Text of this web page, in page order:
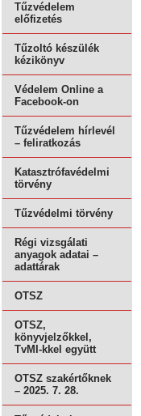
Tűzvédelem
előfizetés
Tűzoltó készülék
kézikönyv
Védelem Online a
Facebook-on
Tűzvédelem hírlevél
– feliratkozás
Katasztrófavédelmi
törvény
Tűzvédelmi törvény
Régi vizsgálati
anyagok adatai –
adattárak
OTSZ
OTSZ,
könyvjelzőkkel,
TvMI-kkel együtt
OTSZ szakértőknek
– 2025. 7. 28.